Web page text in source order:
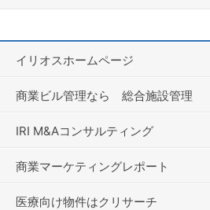
イリオスホームページ
商業ビル管理なら 総合施設管理
IRI M&Aコンサルティング
商業マーケティングレポート
医療向け物件はクリサーチ